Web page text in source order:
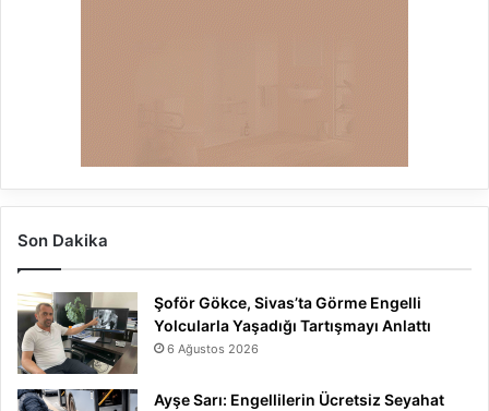
Son Dakika
Şoför Gökce, Sivas’ta Görme Engelli
Yolcularla Yaşadığı Tartışmayı Anlattı
6 Ağustos 2026
Ayşe Sarı: Engellilerin Ücretsiz Seyahat